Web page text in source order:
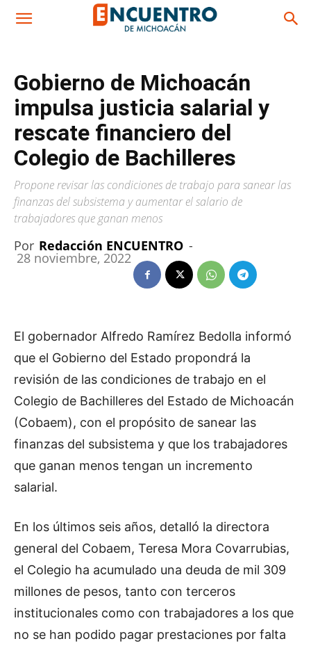
Gobierno de Michoacán
impulsa justicia salarial y
rescate financiero del
Colegio de Bachilleres
Propone revisar las condiciones de trabajo para sanear las
finanzas del subsistema y aumentar el salario de
trabajadores que ganan menos
Por Redacción ENCUENTRO -
28 noviembre, 2022
El gobernador Alfredo Ramírez Bedolla informó
que el Gobierno del Estado propondrá la
revisión de las condiciones de trabajo en el
Colegio de Bachilleres del Estado de Michoacán
(Cobaem), con el propósito de sanear las
finanzas del subsistema y que los trabajadores
que ganan menos tengan un incremento
salarial.
En los últimos seis años, detalló la directora
general del Cobaem, Teresa Mora Covarrubias,
el Colegio ha acumulado una deuda de mil 309
millones de pesos, tanto con terceros
institucionales como con trabajadores a los que
no se han podido pagar prestaciones por falta